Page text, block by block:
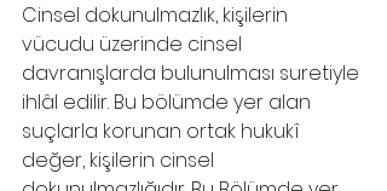
Cinsel dokunulmazlık, kişilerin
vücudu üzerinde cinsel
davranışlarda bulunulması suretiyle
ihlâl edilir. Bu bölümde yer alan
suçlarla korunan ortak hukukî
değer, kişilerin cinsel